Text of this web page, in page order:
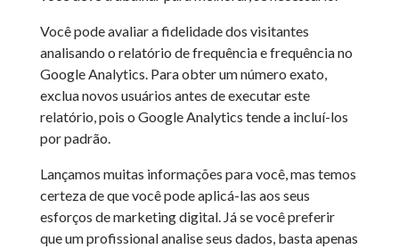
Você pode avaliar a fidelidade dos visitantes
analisando o relatório de frequência e frequência no
Google Analytics. Para obter um número exato,
exclua novos usuários antes de executar este
relatório, pois o Google Analytics tende a incluí-los
por padrão.
Lançamos muitas informações para você, mas temos
certeza de que você pode aplicá-las aos seus
esforços de marketing digital. Já se você preferir
que um profissional analise seus dados, basta apenas